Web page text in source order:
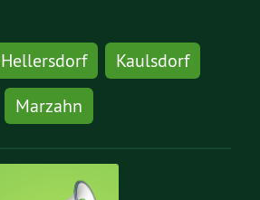
Hellersdorf
Kaulsdorf
Marzahn